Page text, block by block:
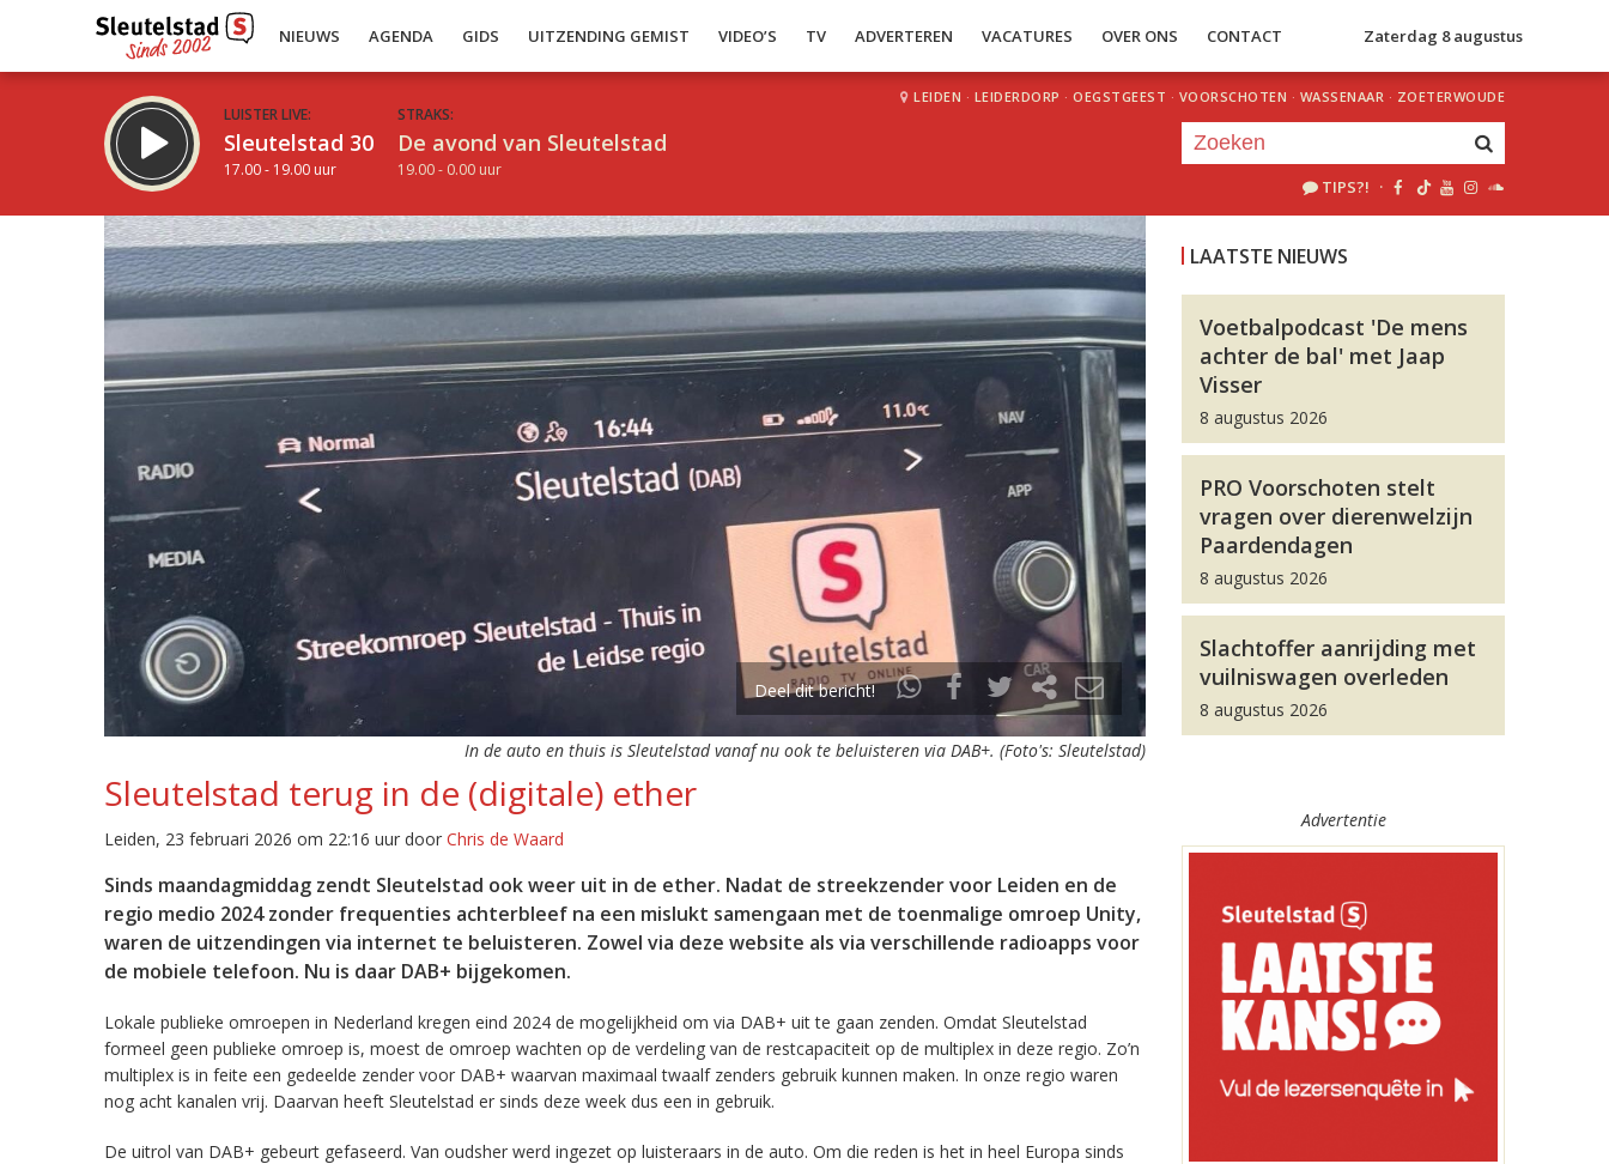
NIEUWS AGENDA GIDS UITZENDING GEMIST VIDEO’S TV ADVERTEREN VACATURES OVER ONS CONTACT Zaterdag 8 augustus
LUISTER LIVE:
Sleutelstad 30
17.00 - 19.00 uur
STRAKS:
De avond van Sleutelstad
19.00 - 0.00 uur
LEIDEN · LEIDERDORP · OEGSTGEEST · VOORSCHOTEN · WASSENAAR · ZOETERWOUDE
TIPS?! ·
Deel dit bericht!
In de auto en thuis is Sleutelstad vanaf nu ook te beluisteren via DAB+. (Foto's: Sleutelstad)
Sleutelstad terug in de (digitale) ether
Leiden, 23 februari 2026 om 22:16 uur door Chris de Waard
Sinds maandagmiddag zendt Sleutelstad ook weer uit in de ether. Nadat de streekzender voor Leiden en de
regio medio 2024 zonder frequenties achterbleef na een mislukt samengaan met de toenmalige omroep Unity,
waren de uitzendingen via internet te beluisteren. Zowel via deze website als via verschillende radioapps voor
de mobiele telefoon. Nu is daar DAB+ bijgekomen.
Lokale publieke omroepen in Nederland kregen eind 2024 de mogelijkheid om via DAB+ uit te gaan zenden. Omdat Sleutelstad
formeel geen publieke omroep is, moest de omroep wachten op de verdeling van de restcapaciteit op de multiplex in deze regio. Zo’n
multiplex is in feite een gedeelde zender voor DAB+ waarvan maximaal twaalf zenders gebruik kunnen maken. In onze regio waren
nog acht kanalen vrij. Daarvan heeft Sleutelstad er sinds deze week dus een in gebruik.
De uitrol van DAB+ gebeurt gefaseerd. Van oudsher werd ingezet op luisteraars in de auto. Om die reden is het in heel Europa sinds
LAATSTE NIEUWS
Voetbalpodcast 'De mens
achter de bal' met Jaap
Visser
8 augustus 2026
PRO Voorschoten stelt
vragen over dierenwelzijn
Paardendagen
8 augustus 2026
Slachtoffer aanrijding met
vuilniswagen overleden
8 augustus 2026
Advertentie